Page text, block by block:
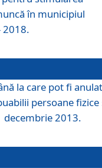
în municipiul
2018.
la care pot fi
persoane fizice
decembrie 2013.